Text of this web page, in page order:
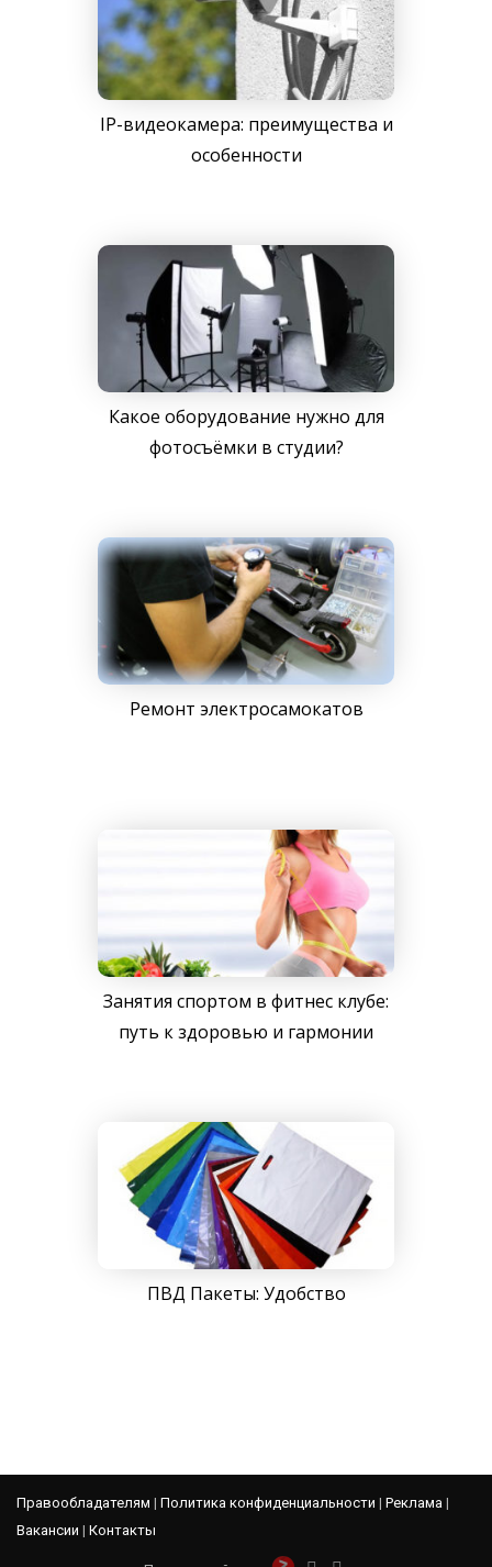
IP-видеокамера: преимущества и
особенности
Какое оборудование нужно для
фотосъёмки в студии?
Ремонт электросамокатов
Занятия спортом в фитнес клубе:
путь к здоровью и гармонии
ПВД Пакеты: Удобство
Правообладателям | Политика конфиденциальности | Реклама |
Вакансии | Контакты